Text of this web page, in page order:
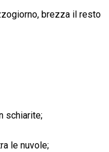
brezza il resto
schiarite;
le nuvole;